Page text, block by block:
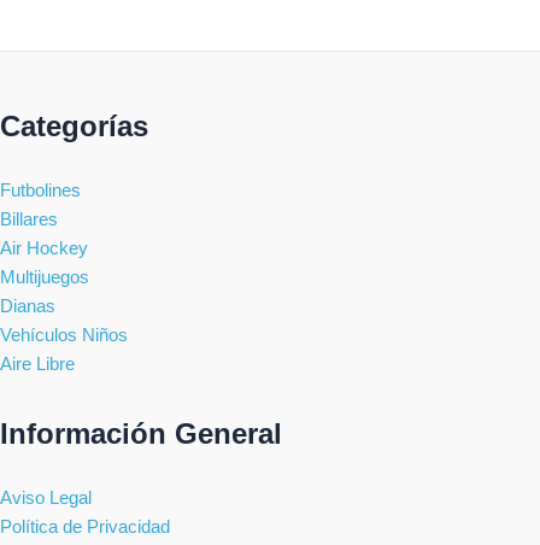
Categorías
Futbolines
Billares
Air Hockey
Multijuegos
Dianas
Vehículos Niños
Aire Libre
Información General
Aviso Legal
Política de Privacidad